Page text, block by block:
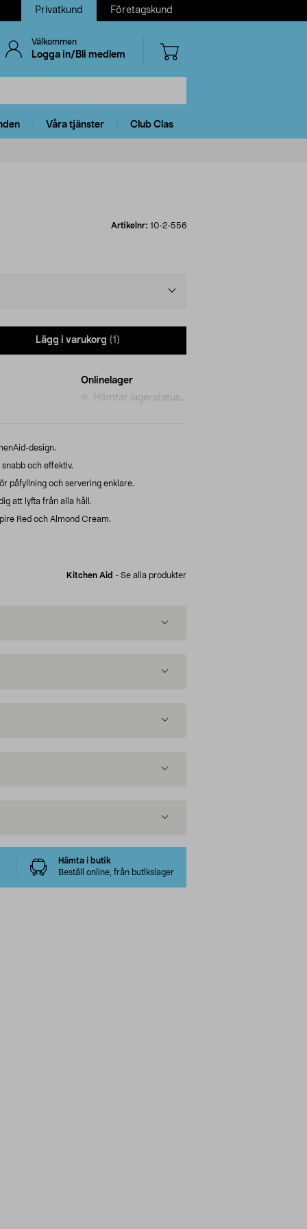
Privatkund Företagskund
Välkommen
Logga in/Bli medlem
Våra tjänster Club Clas
Artikelnr: 10-2-556
Lägg i varukorg (1)
Onlinelager
Hämtar lagerstatus...
design.
och effektiv.
påfyllning och servering enklare.
att lyfta från alla håll.
Red och Almond Cream.
Kitchen Aid - Se alla produkter
Hämta i butik
Beställ online, från butikslager